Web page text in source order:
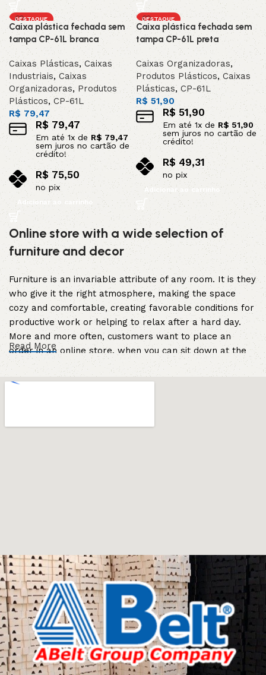
DESTAQUE
Caixa plástica fechada sem
tampa CP-61L branca
Caixas Plásticas,Caixas
Industriais,Caixas
Organizadoras, Produtos
Plásticos, CP-61L
R$ 79,47
R$ 79,47
Em até1x de R$ 79,47
sem juros no cartão de
crédito!
R$ 75,50
no pix
Adicionar ao carrinho
DESTAQUE
Caixa plástica fechada sem
tampa CP-61L preta
Caixas Organizadoras,
Produtos Plásticos,Caixas
Plásticas,CP-61L
R$ 51,90
R$51,90
Em até1x de R$51,90
sem juros no cartão de
crédito!
R$49,31
no pix
Adicionar ao carrinho
Online store with a wide selection of
furniture and decor
Furniture is an invariable attribute of any room. It is they
who give it the right atmosphere, making the space
cozy and comfortable, creating favorable conditions for
productive work or helping to relax after a hard day.
More and more often, customers want to place an
order in an online store, when you can sit down at the
computer in your free time, arrange the furniture in the
photo and calmly buy the furniture you like. The online
connoisseurs of beauty. We have selected for you the
best models from modern craftsmen who managed to
ingeniously combine elegance, quality and practicality in
each product unit. Our assortment includes products
from proven companies. Who for many years of
continuous joint work did not give reason to doubt their
reliability and honesty. All of them guarantee the high
quality of their products, excellent operational
characteristics, attractive appearance of the products, a
Read More